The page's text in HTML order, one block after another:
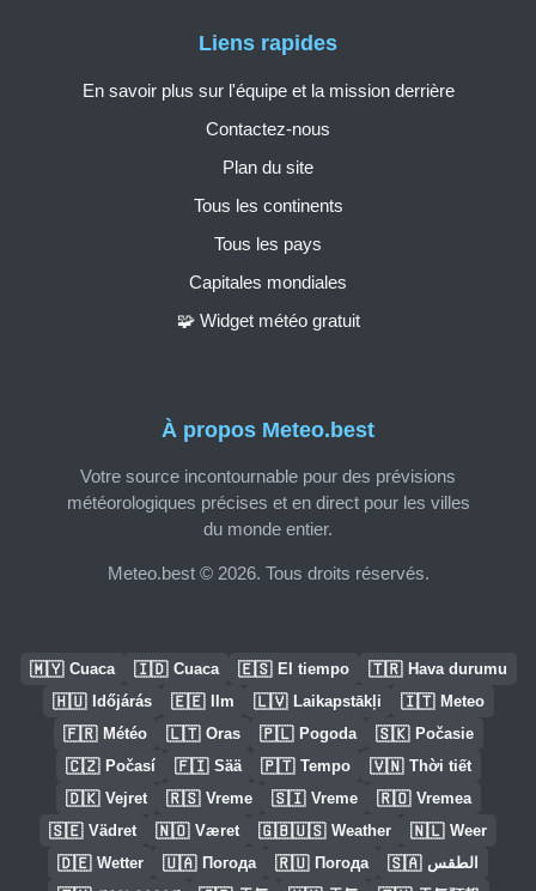
À propos Meteo.best
Votre source incontournable pour des prévisions
météorologiques précises et en direct pour les villes
du monde entier.
Meteo.best © 2026. Tous droits réservés.
Liens rapides
En savoir plus sur l'équipe et la mission derrière
Contactez-nous
Plan du site
Tous les continents
Tous les pays
Capitales mondiales
🧩 Widget météo gratuit
🇲🇾 Cuaca 🇮🇩 Cuaca 🇪🇸 El tiempo 🇹🇷 Hava durumu
🇭🇺 Időjárás 🇪🇪 Ilm 🇱🇻 Laikapstākļi 🇮🇹 Meteo
🇫🇷 Météo 🇱🇹 Oras 🇵🇱 Pogoda 🇸🇰 Počasie
🇨🇿 Počasí 🇫🇮 Sää 🇵🇹 Tempo 🇻🇳 Thời tiết
🇩🇰 Vejret 🇷🇸 Vreme 🇸🇮 Vreme 🇷🇴 Vremea
🇸🇪 Vädret 🇳🇴 Været 🇬🇧🇺🇸 Weather 🇳🇱 Weer
🇩🇪 Wetter 🇺🇦 Погода 🇷🇺 Погода 🇸🇦 الطقس